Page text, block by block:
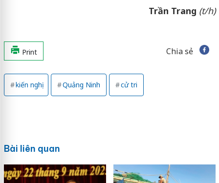
Trần Trang (t/h)
Print Chia sẻ
kiến nghị Quảng Ninh cử tri
Bài liên quan